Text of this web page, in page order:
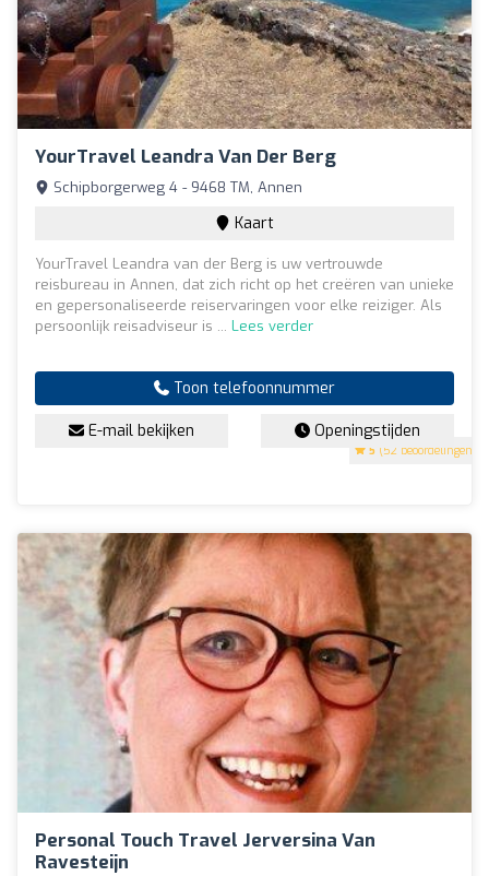
YourTravel Leandra Van Der Berg
5 (52 beoordelingen)
Schipborgerweg 4 - 9468 TM, Annen
Kaart
YourTravel Leandra van der Berg is uw vertrouwde
reisbureau in Annen, dat zich richt op het creëren van unieke
en gepersonaliseerde reiservaringen voor elke reiziger. Als
persoonlijk reisadviseur is ... Lees verder
Toon telefoonnummer
E-mail bekijken Openingstijden
Personal Touch Travel Jerversina Van
Ravesteijn